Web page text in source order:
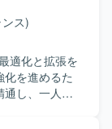
行、メールセ
理、Teams、
ョン領域の
。HENNGE、
システムと
計・試験・切
ス)
適化と拡張を
を進めるた
し、一人称